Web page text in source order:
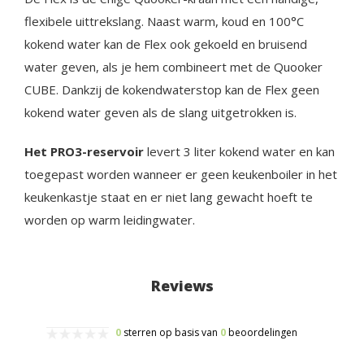
flexibele uittrekslang. Naast warm, koud en 100°C
kokend water kan de Flex ook gekoeld en bruisend
water geven, als je hem combineert met de Quooker
CUBE. Dankzij de kokendwaterstop kan de Flex geen
kokend water geven als de slang uitgetrokken is.
Het PRO3-reservoir levert 3 liter kokend water en kan
toegepast worden wanneer er geen keukenboiler in het
keukenkastje staat en er niet lang gewacht hoeft te
worden op warm leidingwater.
Reviews
0 sterren op basis van 0beoordelingen